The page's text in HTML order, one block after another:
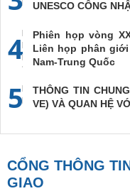
UNESCO CÔNG
4
Phiên họp vòng
Liên họp phân
Nam-Trung Quốc
5
THÔNG TIN
VE) VÀ QUAN HỆ
CỔNG THÔNG
GIAO